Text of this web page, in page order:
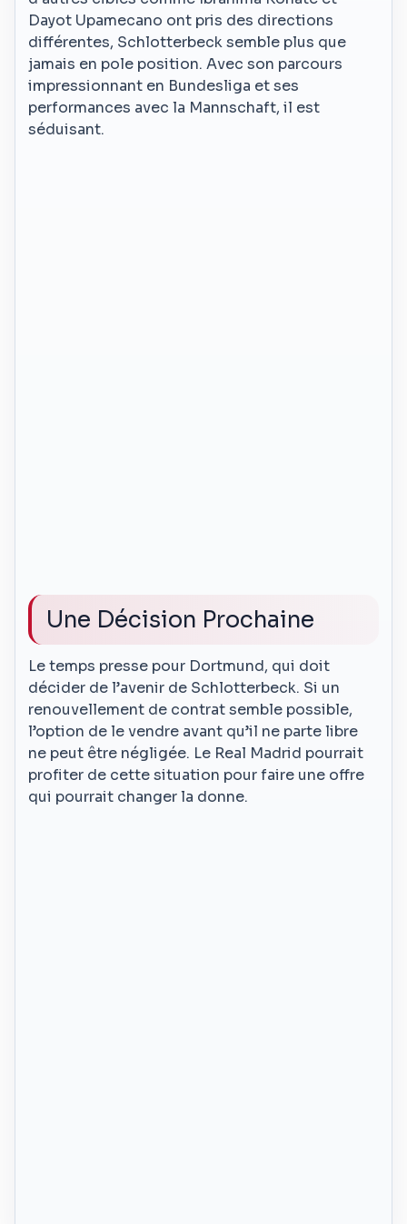
Dayot Upamecano ont pris des directions
différentes, Schlotterbeck semble plus que
jamais en pole position. Avec son parcours
impressionnant en Bundesliga et ses
performances avec la Mannschaft, il est
séduisant.
Une Décision Prochaine
Le temps presse pour Dortmund, qui doit
décider de l’avenir de Schlotterbeck. Si un
renouvellement de contrat semble possible,
l’option de le vendre avant qu’il ne parte libre
ne peut être négligée. Le Real Madrid pourrait
profiter de cette situation pour faire une offre
qui pourrait changer la donne.